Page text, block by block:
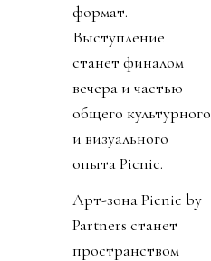
формат.
Выступление
станет финалом
вечера и частью
общего культурного
и визуального
опыта Picnic.
Арт-зона Picnic by
Partners станет
пространством